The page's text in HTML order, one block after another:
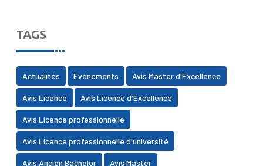
TAGS
Actualités Evénements Avis Master d'Excellence
Avis Licence Avis Licence d'Excellence
Avis Licence professionnelle
Avis Licence professionnelle d'université
Avis Ancien Bachelor Avis Master